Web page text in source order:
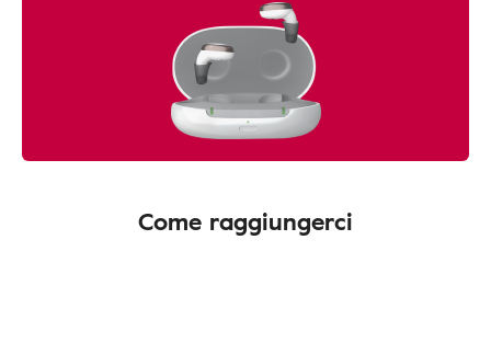
Come raggiungerci